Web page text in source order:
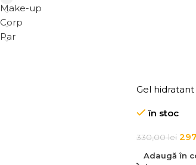
Make-up
Corp
Par
Gel
în stoc
330,00lei
Adaugă în